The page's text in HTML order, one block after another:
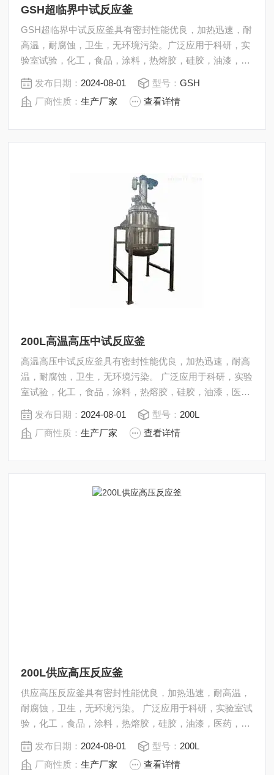
GSH超临界中试反应釜
GSH超临界中试反应釜具有密封性能优良，加热迅速，耐
高温，耐腐蚀，卫生，无环境污染。广泛应用于科研，实
验室试验，化工，食品，涂料，热熔胶，硅胶，油漆，医
药，石油化工生产中的反应，蒸发，合成，聚合，皂化，
磺化，氯化，硝化等工艺过程的压力容器。内表面采用镜
面抛光，确保卫生洁净*。所有反应釜均可接受客户的个
发布日期： 2024-08-01 型号：GSH
厂商性质：生产厂家 查看详情
200L高温高压中试反应釜
高温高压中试反应釜具有密封性能优良，加热迅速，耐高
温，耐腐蚀，卫生，无环境污染。 广泛应用于科研，实验
室试验，化工，食品，涂料，热熔胶，硅胶，油漆，医
药，石油化工生产中的反应，蒸发，合成，聚合，皂化，
磺化，氯化，硝化等工艺过程的压力容器。 内表面采用镜
面抛光，确保卫生洁净*。 所有反应釜均可接受客户的个
发布日期： 2024-08-01 型号： 200L
厂商性质：生产厂家 查看详情
200L供应高压反应釜
供应高压反应釜具有密封性能优良，加热迅速，耐高温，
耐腐蚀，卫生，无环境污染。 广泛应用于科研，实验室试
验，化工，食品，涂料，热熔胶，硅胶，油漆，医药，石
油化工生产中的反应，蒸发，合成，聚合，皂化，磺化，
氯化，硝化等工艺过程的压力容器。 内表面采用镜面抛
光，确保卫生洁净*。 所有反应釜均可接受客户的个性化
发布日期： 2024-08-01 型号： 200L
厂商性质：生产厂家 查看详情